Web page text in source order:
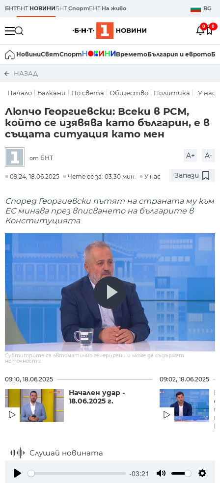
БНТБНТ НОВИНИБНТСпортБНТ На живо BG
0 0
НовиниСвятСпорт ВреметоБългария и еврото
НАЗАД
Начало Балкани По света Общество Политика У нас
Люпчо Георгиевски: Всеки в РСМ,
който се изявява като българин, е в
същата ситуация като мен
от БНТ A+ A-
09:24, 18.06.2025 Чете се за: 03:30 мин. У нас Запази
Според Георгиевски пътят на страната му към
ЕС минава през вписването на българите в
Конституцията
Субтитрите са автоматично генерирани и може да съдържат
неточности.
09:10, 18.06.2025
Начален удар -
18.06.2025 г.
09:02, 18.06.2025
Слушай новината
-03:21